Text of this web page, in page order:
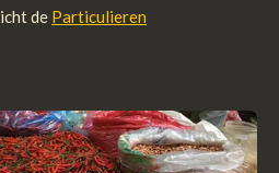
de Particulieren